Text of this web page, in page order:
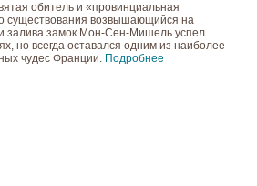
обитель и «провинциальная
существования возвышающийся на
залива замок Мон-Сен-Мишель успел
но всегда оставался одним из наиболее
чудес Франции. Подробнее